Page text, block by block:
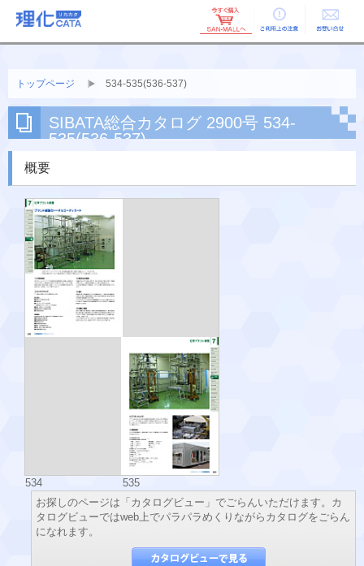
ご利用上の お問い合せ
トップページ 534-535(536-537)
SIBATA総合カタログ 2900号 534-
535(536-537)
概要
534
535
お探しのページは「カタログビュー」でごらんいただけます。カ
タログビューではweb上でパラパラめくりながらカタログをごらん
になれます。